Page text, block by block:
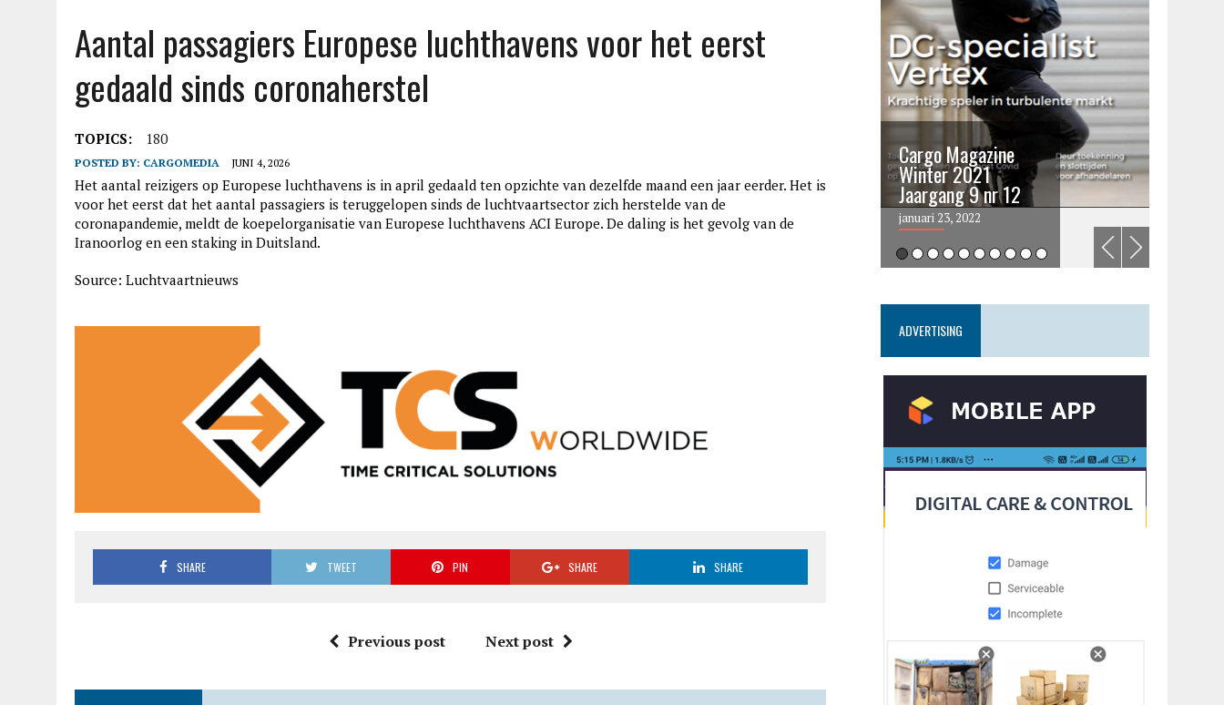
Aantal passagiers Europese luchthavens voor het eerst
gedaald sinds coronaherstel
TOPICS: 180
POSTED BY: CARGOMEDIA JUNI 4, 2026
Het aantal reizigers op Europese luchthavens is in april gedaald ten opzichte van dezelfde maand een jaar eerder. Het is
voor het eerst dat het aantal passagiers is teruggelopen sinds de luchtvaartsector zich herstelde van de
coronapandemie, meldt de koepelorganisatie van Europese luchthavens ACI Europe. De daling is het gevolg van de
Iranoorlog en een staking in Duitsland.
Source: Luchtvaartnieuws
SHARE TWEET PIN SHARE SHARE
Previous post Next post
edition3
januari 27, 2017
Cargo Magazine
Winter 2021
Jaargang 9 nr 12
januari 23, 2022
ADVERTISING